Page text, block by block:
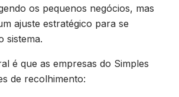
os pequenos negócios, mas
ajuste estratégico para se
sistema.
é que as empresas do Simples
de recolhimento: